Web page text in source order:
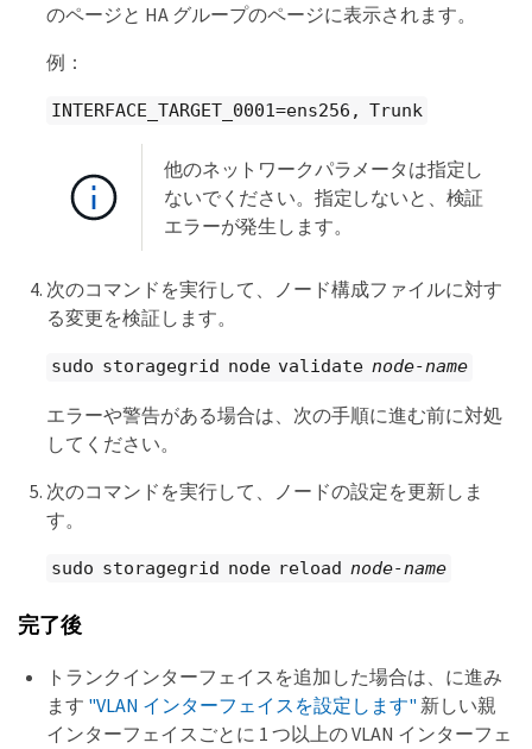
のページと HA グループのページに表示されます。
例：
INTERFACE_TARGET_0001=ens256, Trunk
他のネットワークパラメータは指定し
ないでください。指定しないと、検証
エラーが発生します。
次のコマンドを実行して、ノード構成ファイルに対す
る変更を検証します。
sudo storagegrid node validate node-name
エラーや警告がある場合は、次の手順に進む前に対処
してください。
次のコマンドを実行して、ノードの設定を更新しま
す。
sudo storagegrid node reload node-name
完了後
トランクインターフェイスを追加した場合は、に進み
ます "VLAN インターフェイスを設定します" 新しい親
インターフェイスごとに 1 つ以上の VLAN インターフェ